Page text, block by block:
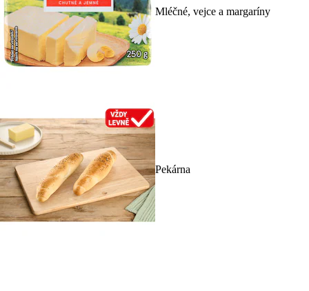
Mléčné, vejce a margaríny
Pekárna